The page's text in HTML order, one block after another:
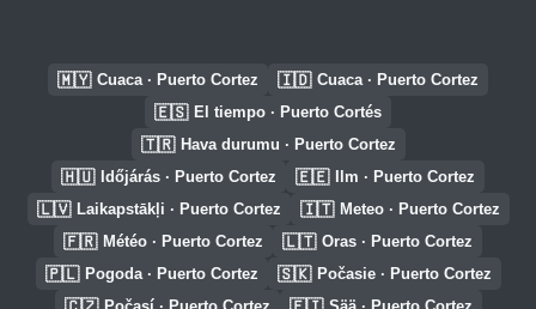
🇲🇾 Cuaca · Puerto Cortez 🇮🇩 Cuaca · Puerto Cortez
🇪🇸 El tiempo · Puerto Cortés
🇹🇷 Hava durumu · Puerto Cortez
🇭🇺 Időjárás · Puerto Cortez 🇪🇪 Ilm · Puerto Cortez
🇱🇻 Laikapstākļi · Puerto Cortez 🇮🇹 Meteo · Puerto Cortez
🇫🇷 Météo · Puerto Cortez 🇱🇹 Oras · Puerto Cortez
🇵🇱 Pogoda · Puerto Cortez 🇸🇰 Počasie · Puerto Cortez